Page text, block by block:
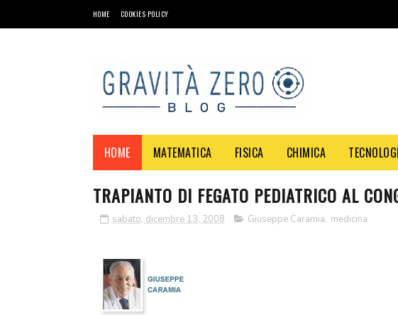
HOME COOKIES POLICY
HOME MATEMATICA FISICA CHIMICA
TRAPIANTO DI FEGATO PEDIATRICO AL
sabato, dicembre 13, 2008 Giuseppe Caramia, medicina